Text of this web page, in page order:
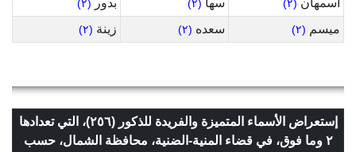
أسمهان (٢) سها (٢) بدور (٢)
ميسم (٢) سعده (٢) زينة (٢)
إستعراض الأسماء المتميزة والفريدة للذكور (٢٥٦)، التي تعدادها
٢ وما فوق، في قضاء المنية-الضنية، محافظة الشمال، حسب